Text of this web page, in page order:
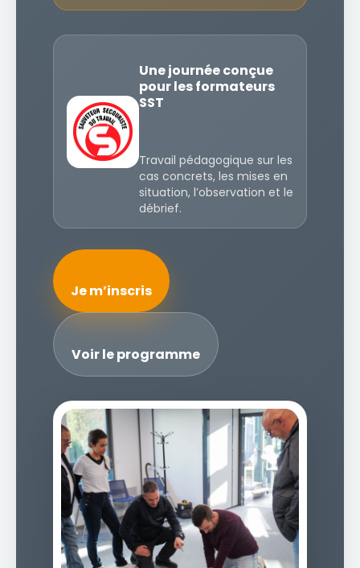
Une journée conçue
pour les formateurs
SST
Travail pédagogique sur les
cas concrets, les mises en
situation, l’observation et le
débrief.
Je m’inscris
Voir le programme